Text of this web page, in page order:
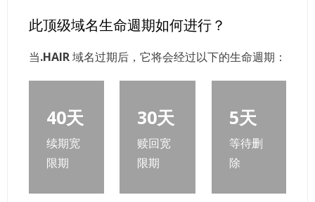
此顶级域名生命週期如何进行？
当.HAIR域名过期后，它将会经过以下的生命週期：
40天
续期宽
限期
30天
赎回宽
限期
5天
等待删
除